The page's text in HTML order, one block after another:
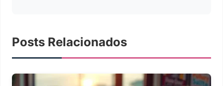
Posts Relacionados